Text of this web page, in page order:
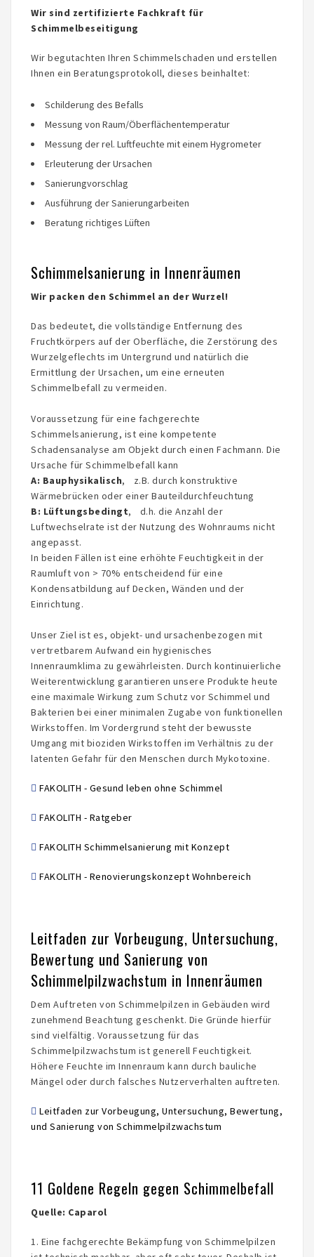
Wir sind zertifizierte Fachkraft für
Schimmelbeseitigung
Wir begutachten Ihren Schimmelschaden und erstellen
Ihnen ein Beratungsprotokoll, dieses beinhaltet:
Schilderung des Befalls
Messung von Raum/Öberflächentemperatur
Messung der rel. Luftfeuchte mit einem Hygrometer
Erleuterung der Ursachen
Sanierungvorschlag
Ausführung der Sanierungarbeiten
Beratung richtiges Lüften
Schimmelsanierung in Innenräumen
Wir packen den Schimmel an der Wurzel!
Das bedeutet, die vollständige Entfernung des
Fruchtkörpers auf der Oberfläche, die Zerstörung des
Wurzelgeflechts im Untergrund und natürlich die
Ermittlung der Ursachen, um eine erneuten
Schimmelbefall zu vermeiden.
Voraussetzung für eine fachgerechte
Schimmelsanierung, ist eine kompetente
Schadensanalyse am Objekt durch einen Fachmann. Die
Ursache für Schimmelbefall kann
A: Bauphysikalisch, z.B. durch konstruktive
Wärmebrücken oder einer Bauteildurchfeuchtung
B: Lüftungsbedingt, d.h. die Anzahl der
Luftwechselrate ist der Nutzung des Wohnraums nicht
angepasst.
In beiden Fällen ist eine erhöhte Feuchtigkeit in der
Raumluft von > 70% entscheidend für eine
Kondensatbildung auf Decken, Wänden und der
Einrichtung.
Unser Ziel ist es, objekt- und ursachenbezogen mit
vertretbarem Aufwand ein hygienisches
Innenraumklima zu gewährleisten. Durch kontinuierliche
Weiterentwicklung garantieren unsere Produkte heute
eine maximale Wirkung zum Schutz vor Schimmel und
Bakterien bei einer minimalen Zugabe von funktionellen
Wirkstoffen. Im Vordergrund steht der bewusste
Umgang mit bioziden Wirkstoffen im Verhältnis zu der
latenten Gefahr für den Menschen durch Mykotoxine.
FAKOLITH - Gesund leben ohne Schimmel
FAKOLITH - Ratgeber
FAKOLITH Schimmelsanierung mit Konzept
FAKOLITH - Renovierungskonzept Wohnbereich
Leitfaden zur Vorbeugung, Untersuchung,
Bewertung und Sanierung von
Schimmelpilzwachstum in Innenräumen
Dem Auftreten von Schimmelpilzen in Gebäuden wird
zunehmend Beachtung geschenkt. Die Gründe hierfür
sind vielfältig. Voraussetzung für das
Schimmelpilzwachstum ist generell Feuchtigkeit.
Höhere Feuchte im Innenraum kann durch bauliche
Mängel oder durch falsches Nutzerverhalten auftreten.
Leitfaden zur Vorbeugung, Untersuchung, Bewertung,
und Sanierung von Schimmelpilzwachstum
11 Goldene Regeln gegen Schimmelbefall
Quelle: Caparol
1. Eine fachgerechte Bekämpfung von Schimmelpilzen